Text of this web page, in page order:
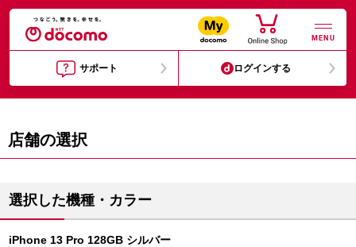
MENU
サポート ログインする
店舗の選択
選択した機種・カラー
iPhone 13 Pro 128GB シルバー